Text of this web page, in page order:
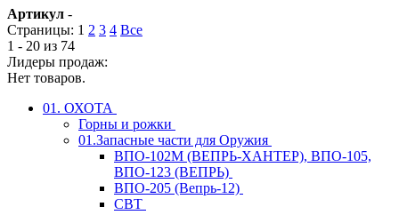
Артикул -
Страницы: 1 2 3 4 Все
1 - 20 из 74
Лидеры продаж:
Нет товаров.
01. ОХОТА
Горны и рожки
01.Запасные части для Оружия
ВПО-102М (ВЕПРЬ-ХАНТЕР), ВПО-105,
ВПО-123 (ВЕПРЬ)
ВПО-205 (Вепрь-12)
СВТ